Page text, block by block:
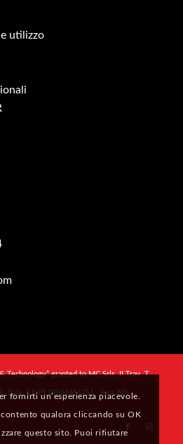
utilizzo
Technology” granted to MC Srls, II Trav. T.
Italy, CF/PI 09941481211 , Rea: NA-
fornirti un’esperienza piacevole.
qualora cliccando su OK
questo sito. Puoi rifiutare